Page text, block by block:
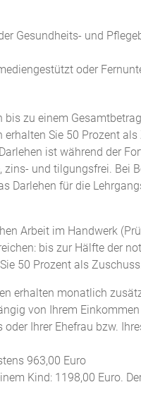
Gesundheits- und
oder
bis zu einem
Sie 50 Prozent
ist während der
und tilgungsfrei. Bei
Darlehen für die
Arbeit im Handwerk
bis zur Hälfte der
50 Prozent als Zuschuss.
erhalten monatlich
von Ihrem
Ihrer Ehefrau bzw.
963,00 Euro
Kind: 1198,00 Euro.